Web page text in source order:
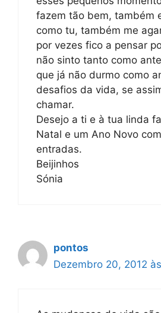
fazem tão bem, também
como tu, também me
por vezes fico a pensar
não sinto tanto como
que já não durmo como
desafios da vida, se
chamar.
Desejo a ti e à tua linda
Natal e um Ano Novo
entradas.
Beijinhos
Sónia
pontos
Dezembro 20, 2012